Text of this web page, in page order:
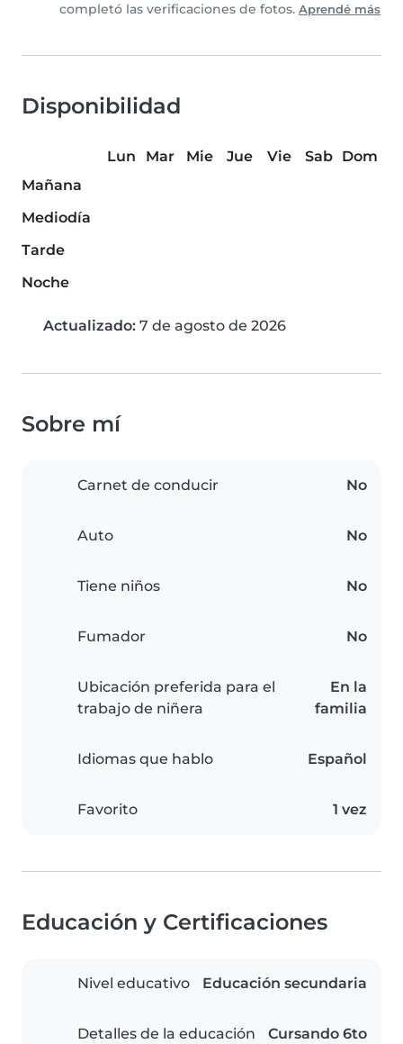
completó las verificaciones de fotos. Aprendé más
Disponibilidad
Lun Mar Mie Jue Vie Sab
Dom
Mañana
Mediodía
Tarde
Noche
Actualizado: 7 de agosto de 2026
Sobre mí
Carnet de conducir No
Auto No
Tiene niños No
Fumador No
Ubicación preferida para el
trabajo de niñera
En la
familia
Idiomas que hablo Español
Favorito 1 vez
Educación y Certificaciones
Nivel educativo Educación secundaria
Detalles de la educación Cursando 6to